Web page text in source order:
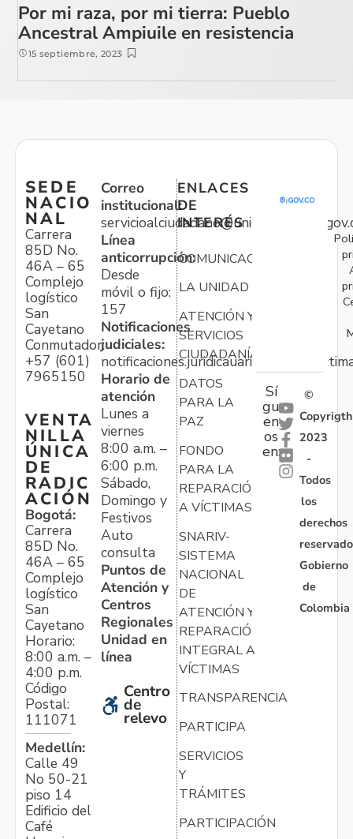
Por mi raza, por mi tierra: Pueblo
Ancestral Ampiuile en resistencia
15 septiembre, 2023
SEDE
NACIO
NAL
Carrera
85D No.
46A – 65
Complejo
logístico
San
Cayetano
Conmutador:
+57 (601)
7965150
VENTA
NILLA
ÚNICA
DE
RADIC
ACIÓN
Bogotá:
Carrera
85D No.
46A – 65
Complejo
logístico
San
Cayetano
Horario:
8:00 a.m. –
4:00 p.m.
Código
Postal:
111071
Medellín:
Calle 49
No 50-21
piso 14
Edificio del
Café
Correo
institucional:
Línea
anticorrupción:
Desde
móvil o fijo:
157
Notificaciones
judiciales:
Horario de
atención
Lunes a
viernes
8:00 a.m. –
6:00 p.m.
Sábado,
Domingo y
Festivos
Auto
consulta
Puntos de
Atención y
Centros
Regionales
Unidad en
línea
Centro
de
relevo
ENLACES
DE
INTERÉS
COMUNICACIONES
LA UNIDAD
ATENCIÓN Y
SERVICIOS
CIUDADANÍA
DATOS
PARA LA
PAZ
FONDO
PARA LA
REPARACIÓN
A VÍCTIMAS
SNARIV-
SISTEMA
NACIONAL
DE
ATENCIÓN Y
REPARACIÓN
INTEGRAL A
VÍCTIMAS
TRANSPARENCIA
PARTICIPA
SERVICIOS
Y
TRÁMITES
PARTICIPACIÓN
Sí
gu
en
os
en:
©
Copyrigth
2023
-
Todos
los
derechos
Gobierno
de
Colombia